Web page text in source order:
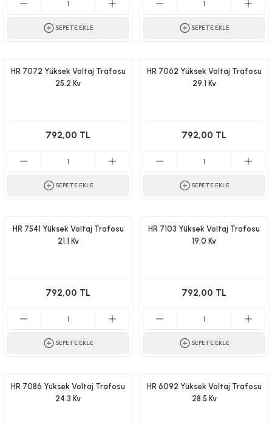
SEPETE EKLE SEPETE EKLE
HR 7072 Yüksek Voltaj Trafosu
25.2 Kv
792,00 TL
SEPETE EKLE
HR 7062 Yüksek Voltaj Trafosu
29.1 Kv
792,00 TL
SEPETE EKLE
HR 7541 Yüksek Voltaj Trafosu
21.1 Kv
792,00 TL
SEPETE EKLE
HR 7103 Yüksek Voltaj Trafosu
19.0 Kv
792,00 TL
SEPETE EKLE
HR 7086 Yüksek Voltaj Trafosu
24.3 Kv
HR 6092 Yüksek Voltaj Trafosu
28.5 Kv